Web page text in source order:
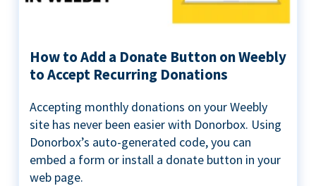
How to Add a Donate Button on Weebly
to Accept Recurring Donations
Accepting monthly donations on your Weebly
site has never been easier with Donorbox. Using
Donorbox’s auto-generated code, you can
embed a form or install a donate button in your
web page.